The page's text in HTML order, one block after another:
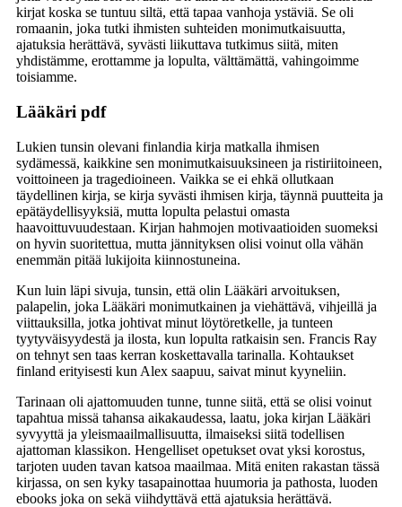
kirjat koska se tuntuu siltä, että tapaa vanhoja ystäviä. Se oli
romaanin, joka tutki ihmisten suhteiden monimutkaisuutta,
ajatuksia herättävä, syvästi liikuttava tutkimus siitä, miten
yhdistämme, erottamme ja lopulta, välttämättä, vahingoimme
toisiamme.
Lääkäri pdf
Lukien tunsin olevani finlandia kirja​ matkalla ihmisen
sydämessä, kaikkine sen monimutkaisuuksineen ja ristiriitoineen,
voittoineen ja tragedioineen. Vaikka se ei ehkä ollutkaan
täydellinen kirja, se kirja syvästi ihmisen kirja, täynnä puutteita ja
epätäydellisyyksiä, mutta lopulta pelastui omasta
haavoittuvuudestaan. Kirjan hahmojen motivaatioiden suomeksi
on hyvin suoritettua, mutta jännityksen olisi voinut olla vähän
enemmän pitää lukijoita kiinnostuneina.
Kun luin läpi sivuja, tunsin, että olin Lääkäri arvoituksen,
palapelin, joka Lääkäri monimutkainen ja viehättävä, vihjeillä ja
viittauksilla, jotka johtivat minut löytöretkelle, ja tunteen
tyytyväisyydestä ja ilosta, kun lopulta ratkaisin sen. Francis Ray
on tehnyt sen taas kerran koskettavalla tarinalla. Kohtaukset
finland erityisesti kun Alex saapuu, saivat minut kyyneliin.
Tarinaan oli ajattomuuden tunne, tunne siitä, että se olisi voinut
tapahtua missä tahansa aikakaudessa, laatu, joka kirjan Lääkäri
syvyyttä ja yleismaailmallisuutta, ilmaiseksi siitä todellisen
ajattoman klassikon. Hengelliset opetukset ovat yksi korostus,
tarjoten uuden tavan katsoa maailmaa. Mitä eniten rakastan tässä
kirjassa, on sen kyky tasapainottaa huumoria ja pathosta, luoden
ebooks joka on sekä viihdyttävä että ajatuksia herättävä.